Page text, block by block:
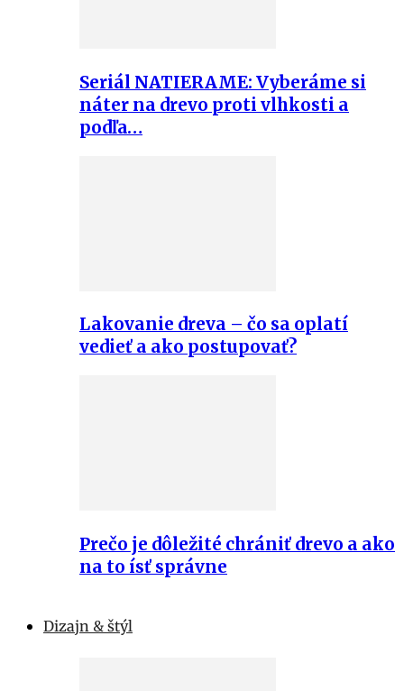
Seriál NATIERAME: Vyberáme si
náter na drevo proti vlhkosti a
podľa…
Lakovanie dreva – čo sa oplatí
vedieť a ako postupovať?
Prečo je dôležité chrániť drevo a ako
na to ísť správne
Dizajn & štýl